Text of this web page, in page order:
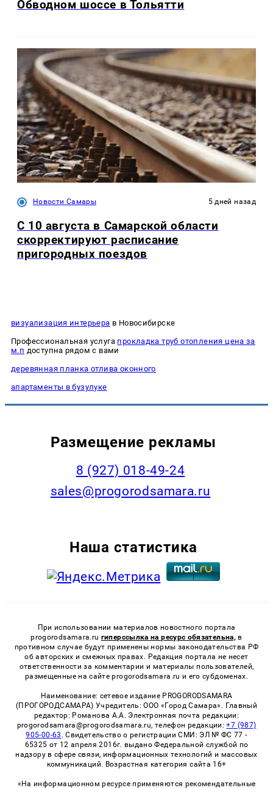
Обводном шоссе в Тольятти
Новости Самары 5 дней назад
С 10 августа в Самарской области
скорректируют расписание
пригородных поездов
визуализация интерьера в Новосибирске
Профессиональная услуга прокладка труб отопления цена за
м.п доступна рядом с вами
деревянная планка отлива оконного
апартаменты в бузулуке
Размещение рекламы
8 (927) 018-49-24
sales@progorodsamara.ru
Наша статистика
При использовании материалов новостного портала
progorodsamara.ru гиперссылка на ресурс обязательна, в
противном случае будут применены нормы законодательства РФ
об авторских и смежных правах. Редакция портала не несет
ответственности за комментарии и материалы пользователей,
размещенные на сайте progorodsamara.ru и его субдоменах.
Наименование: сетевое издание PROGORODSAMARA
(ПРОГОРОДСАМАРА) Учредитель: ООО «Город Самара». Главный
редактор: Романова А.А. Электронная почта редакции:
progorodsamara@progorodsamara.ru, телефон редакции:+7 (987)
905-00-63 . Свидетельство о регистрации СМИ: ЭЛ № ФС 77 -
65325 от 12 апреля 2016г. выдано Федеральной службой по
надзору в сфере связи, информационных технологий и массовых
коммуникаций. Возрастная категория сайта 16+
«На информационном ресурсе применяются рекомендательные